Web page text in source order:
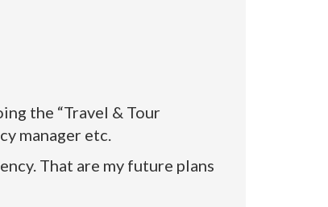
the “Travel & Tour
manager etc.
That are my future plans